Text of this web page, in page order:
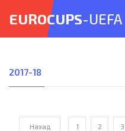
EUROCUPS-UEFA
2017-18
Назад 1 2 3